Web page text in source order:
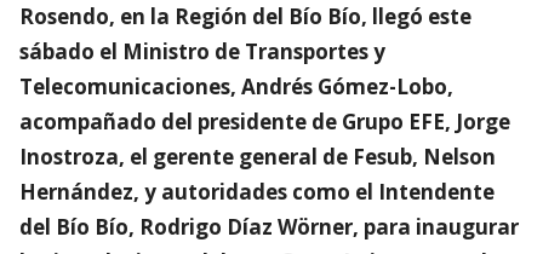
Rosendo, en la Región del Bío Bío, llegó este
sábado el Ministro de Transportes y
Telecomunicaciones, Andrés Gómez-Lobo,
acompañado del presidente de Grupo EFE, Jorge
Inostroza, el gerente general de Fesub, Nelson
Hernández, y autoridades como el Intendente
del Bío Bío, Rodrigo Díaz Wörner, para inaugurar